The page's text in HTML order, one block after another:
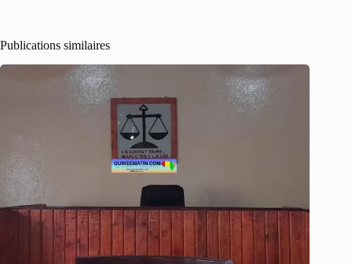
Publications similaires